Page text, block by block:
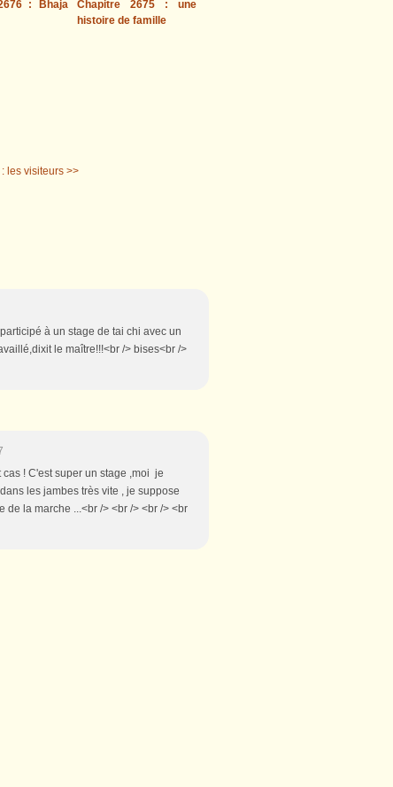
: Bhaja
Chapitre 2675 : une
histoire de famille
les visiteurs >>
à un stage de tai chi avec un
le maître!!!<br /> bises<br />
! C'est super un stage ,moi je
les jambes très vite , je suppose
la marche ...<br /> <br /> <br /> <br